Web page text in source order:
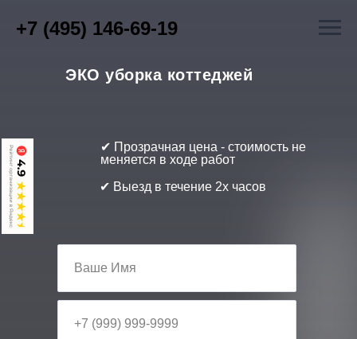
+7 (495) 146-69-19
ЭКО уборка коттеджей
✔ Выезд в течение 2х часов
✔ Прозрачная цена - стоимость не
меняется в ходе работ